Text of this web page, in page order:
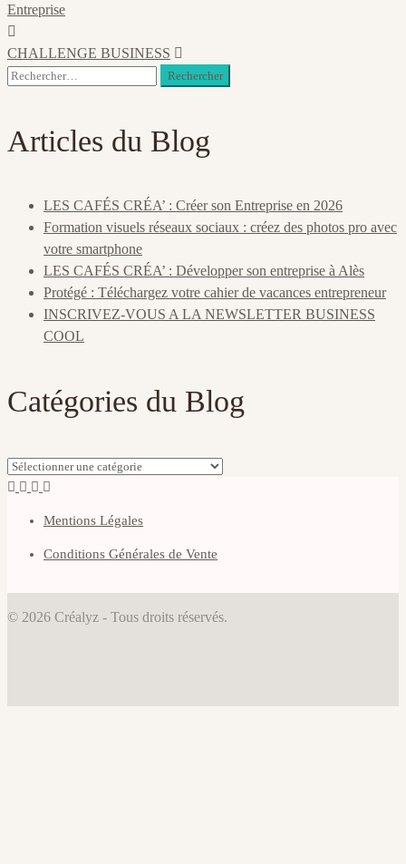
Entreprise
CHALLENGE BUSINESS
Rechercher :
Articles du Blog
LES CAFÉS CRÉA’ : Créer son Entreprise en 2026
Formation visuels réseaux sociaux : créez des photos pro avec
votre smartphone
LES CAFÉS CRÉA’ : Développer son entreprise à Alès
Protégé : Téléchargez votre cahier de vacances entrepreneur
INSCRIVEZ-VOUS A LA NEWSLETTER BUSINESS
COOL
Catégories du Blog
Catégories
du
Mentions Légales
Conditions Générales de Vente
© 2026 Créalyz - Tous droits réservés.